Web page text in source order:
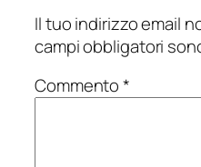
Il tuo indirizzo email
campi obbligatori
Commento*